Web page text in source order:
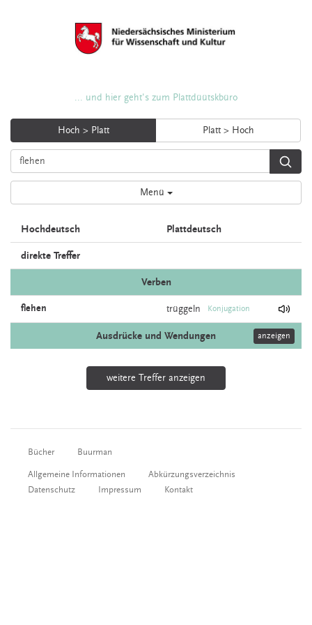
... und hier geht's zum Plattdüütskbüro
Hoch > Platt Platt > Hoch
Menü
Hochdeutsch Plattdeutsch
direkte Treffer
Verben
flehen trüggeln Konjugation
Ausdrücke und Wendungen anzeigen
weitere Treffer anzeigen
Bücher Buurman
Allgemeine Informationen
Abkürzungsverzeichnis
Datenschutz
Impressum Kontakt